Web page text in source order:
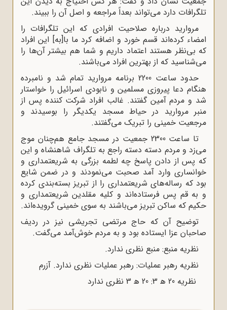
تلگرافات دارد می‌تواند بعداً مراجعه و اصل آن را ببیند.
مروارید درباره صلاحیت افرادی که این تلگرافات را
امضاء کرده‌اند قسم خورد و اضافه کرد ما با[به] این افراد
که بی‌نظر هستند اعتماد داریم و شما هم بیشتر آن‌ها را
می‌شناسید که از بهترین افراد می‌باشند.
حدود ساعت 2200 برنامه مروارید تمام شد و نامبرده
هنگام دعا پیروزی مسلمین و نابودی اسرائیل را خواستار
شد و مردم آمین گفتند. غالب افراد شرکت ‌کننده پس از
منبر مروارید در حیاط مسجد یکدیگر را بوسیدند و
مرجعیت خمینی را تبریک می‌گفتند.
تا ساعت 2300 جمعیت در مسجد جامع هم‌چنان موج
می‌زد و مردم دسته دسته راجع به تلگراف شاهنشاه و این
که پس از دادن پاسخ چه لطمه بزرگی به شریعتمداری و
خوانساری وارد آمد صحبت می‌نمودند و در ضمن شایع
بود که رساله‌های شریعتمداری را از تبریز بسته‌بندی کرده
و به قم پس فرستاده‌اند و کلیه مقلدین شریعتمداری و
حکیم که ساکن تبریز می‌باشند به سوی خمینی گرویده‌اند.
توضیح آن که حاج مرتضی تجریشی نیز در ردیف
صاحبان عزا ایستاده بود و به مردم خوش‌آمد می‌گفت.
نظریه منبع: منبع نظری ندارد.
نظریه رهبر عملیات: رهبر عملیات نظری ندارد. آزرم
نظریه 20 ﻫ 3: 20 ﻫ 3 نظری ندارد